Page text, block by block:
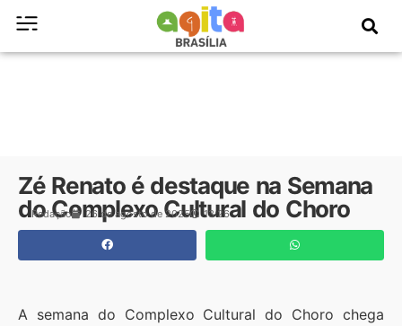
Zé Renato é destaque na Semana
do Complexo Cultural do Choro
Redação 26 de agosto de 2025 13:26
A semana do Complexo Cultural do Choro chega